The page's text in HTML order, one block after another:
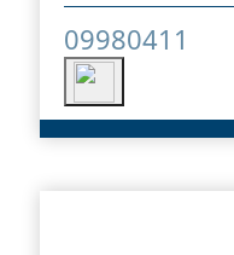
09980411